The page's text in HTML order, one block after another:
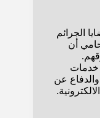
الجرائم
أن
خدمات
عن